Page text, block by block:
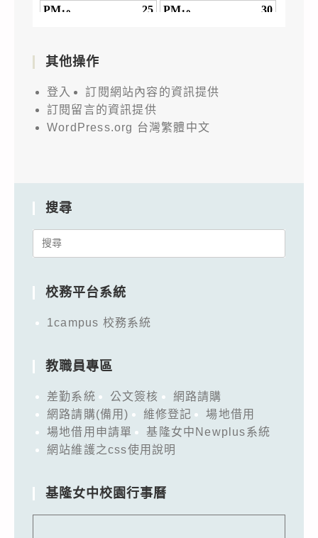
其他操作
登入
訂閱網站內容的資訊提供
訂閱留言的資訊提供
WordPress.org 台灣繁體中文
搜尋
Search
校務平台系統
1campus 校務系統
教職員專區
差勤系統 公文簽核
網路請購
網路請購(備用)
維修登記
場地借用
場地借用申請單
基隆女中Newplus系統
網站維護之css使用說明
基隆女中校園行事曆